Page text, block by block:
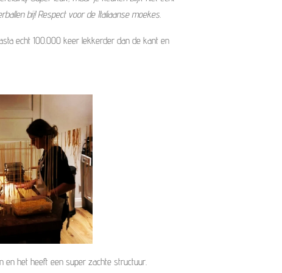
bij! Respect voor de Italiaanse moekes.
echt 100.000 keer lekkerder dan de kant en
en het heeft een super zachte structuur.